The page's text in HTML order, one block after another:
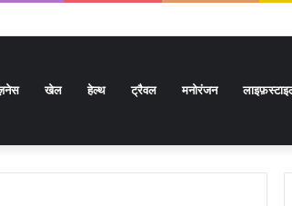
खेल हेल्थ ट्रैवल मनोरंजन